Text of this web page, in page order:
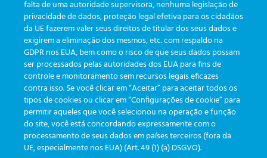
Sorteio SBBq
falta de uma autoridade supervisora, nenhuma legislação de
privacidade de dados, proteção legal efetiva para os cidadãos
da UE fazerem valer seus direitos de titular dos seus dados e
exigirem a eliminação dos mesmos, etc. com respaldo na
GDPR nos EUA, bem como o risco de que seus dados possam
ser processados pelas autoridades dos EUA para fins de
controle e monitoramento sem recursos legais eficazes
contra isso. Se você clicar em “Aceitar” para aceitar todos os
tipos de cookies ou clicar em “Configurações de cookie” para
permitir aqueles que você selecionou na operação e função
do site, você está concordando expressamente com o
processamento de seus dados em países terceiros (fora da
UE, especialmente nos EUA) (Art. 49 (1) (a) DSGVO).